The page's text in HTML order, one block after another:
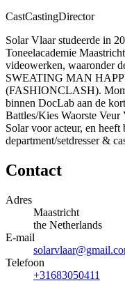
CastCastingDirector
Solar Vlaar studeerde in
Toneelacademie
videowerken, waaronder
SWEATING MAN
(FASHIONCLASH).
binnen DocLab aan de
Battles/Kies Waorste
Solar voor acteur, en
department/setdresser &
Contact
Adres
Maastricht
the Netherlands
E-mail
Telefoon
+31683050411